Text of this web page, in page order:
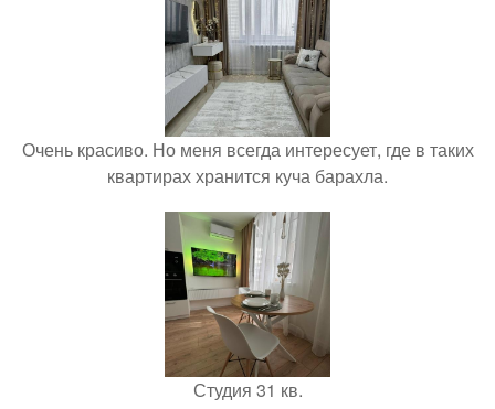
Очень красиво. Но меня всегда интересует, где в таких
квартирах хранится куча барахла.
Студия 31 кв.